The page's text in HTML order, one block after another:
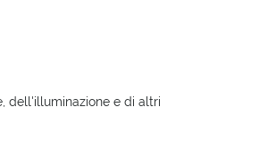
dell'illuminazione e di altri